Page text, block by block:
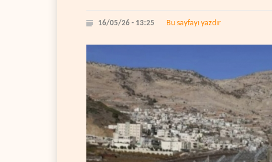
16/05/26 - 13:25 Bu sayfayı yazdır